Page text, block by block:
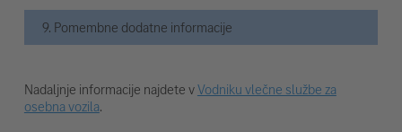
9. Pomembne dodatne informacije
Nadaljnje informacije najdete vVodniku vlečne službe za
osebna vozila.